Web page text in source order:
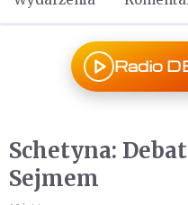
Radio
Schetyna:
Sejmem